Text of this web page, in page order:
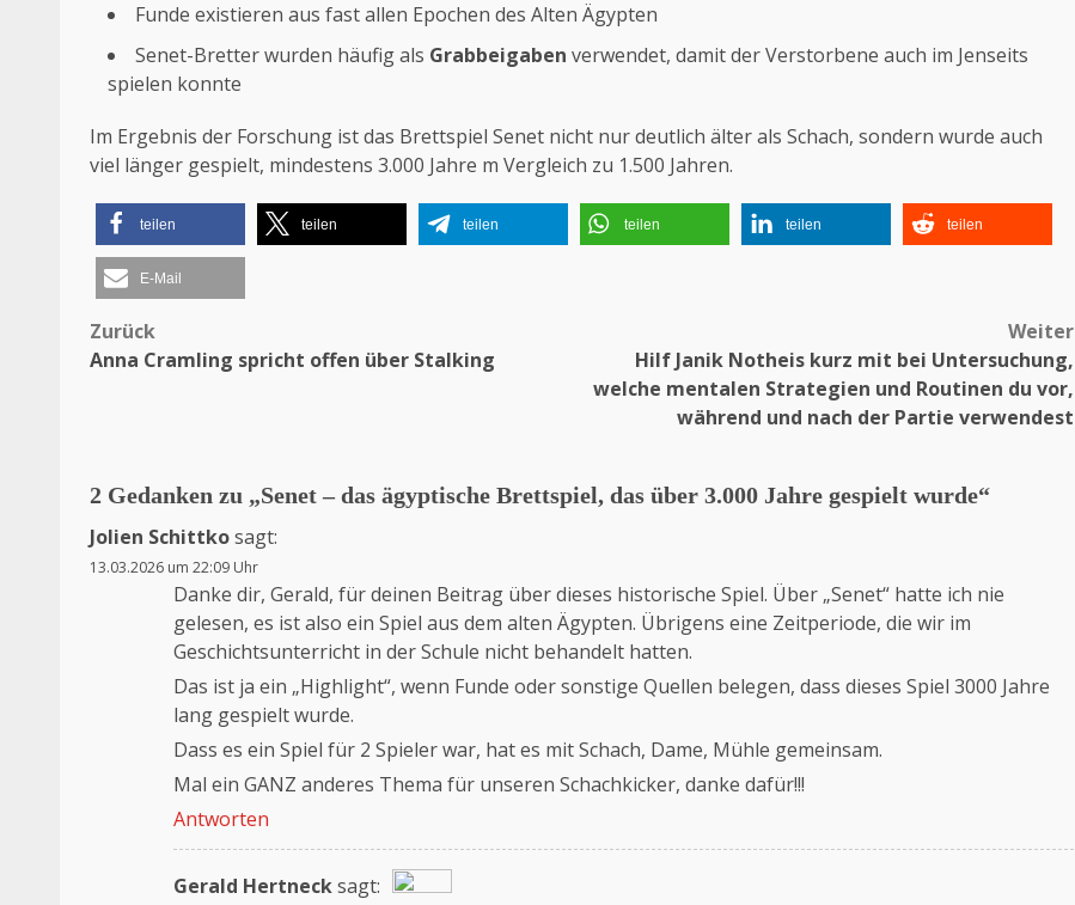
Funde existieren aus fast allen Epochen des Alten Ägypten
Senet-Bretter wurden häufig als Grabbeigaben verwendet, damit der Verstorbene auch im Jenseits
spielen konnte
Im Ergebnis der Forschung ist das Brettspiel Senet nicht nur deutlich älter als Schach, sondern wurde auch
viel länger gespielt, mindestens 3.000 Jahre m Vergleich zu 1.500 Jahren.
teilen teilen teilen teilen teilen teilen
E-Mail
Beitragsnavigation
Zurück
Anna Cramling spricht offen über Stalking
Weiter
Hilf Janik Notheis kurz mit bei Untersuchung,
welche mentalen Strategien und Routinen du vor,
während und nach der Partie verwendest
2 Gedanken zu „Senet – das ägyptische Brettspiel, das über 3.000 Jahre gespielt wurde“
Jolien Schittkosagt:
13.03.2026 um 22:09 Uhr
Danke dir, Gerald, für deinen Beitrag über dieses historische Spiel. Über „Senet“ hatte ich nie
gelesen, es ist also ein Spiel aus dem alten Ägypten. Übrigens eine Zeitperiode, die wir im
Geschichtsunterricht in der Schule nicht behandelt hatten.
Das ist ja ein „Highlight“, wenn Funde oder sonstige Quellen belegen, dass dieses Spiel 3000 Jahre
lang gespielt wurde.
Dass es ein Spiel für 2 Spieler war, hat es mit Schach, Dame, Mühle gemeinsam.
Mal ein GANZ anderes Thema für unseren Schachkicker, danke dafür!!!
Antworten
Gerald Hertnecksagt: